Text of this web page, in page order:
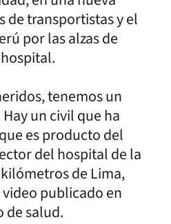
de transportistas y el
por las alzas de
tenemos un
un civil que ha
es producto del
del hospital de la
de Lima,
publicado en
de salud.